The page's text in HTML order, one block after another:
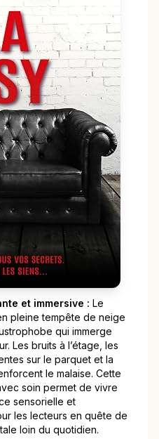
et immersive : Le
pleine tempête de neige
qui immerge
Les bruits à l’étage, les
sur le parquet et la
le malaise. Cette
soin permet de vivre
sensorielle et
les lecteurs en quête de
loin du quotidien.